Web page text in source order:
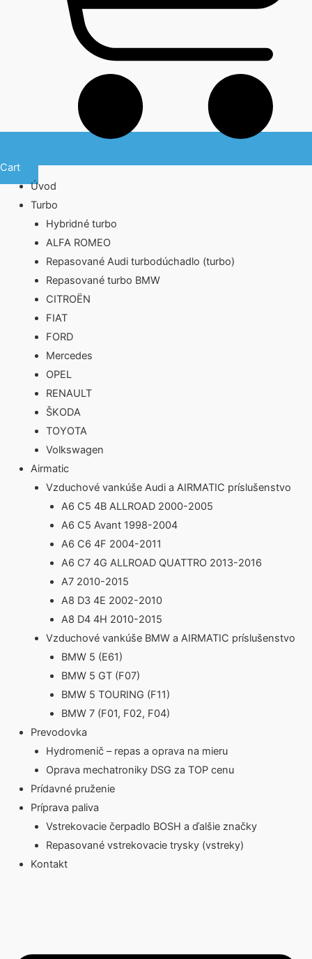
Cart
Úvod
Turbo
Hybridné turbo
ALFA ROMEO
Repasované Audi turbodúchadlo (turbo)
Repasované turbo BMW
CITROËN
FIAT
FORD
Mercedes
OPEL
RENAULT
ŠKODA
TOYOTA
Volkswagen
Airmatic
Vzduchové vankúše Audi a AIRMATIC príslušenstvo
A6 C5 4B ALLROAD 2000-2005
A6 C5 Avant 1998-2004
A6 C6 4F 2004-2011
A6 C7 4G ALLROAD QUATTRO 2013-2016
A7 2010-2015
A8 D3 4E 2002-2010
A8 D4 4H 2010-2015
Vzduchové vankúše BMW a AIRMATIC príslušenstvo
BMW 5 (E61)
BMW 5 GT (F07)
BMW 5 TOURING (F11)
BMW 7 (F01, F02, F04)
Prevodovka
Hydromenič – repas a oprava na mieru
Oprava mechatroniky DSG za TOP cenu
Prídavné pruženie
Príprava paliva
Vstrekovacie čerpadlo BOSH a ďalšie značky
Repasované vstrekovacie trysky (vstreky)
Kontakt